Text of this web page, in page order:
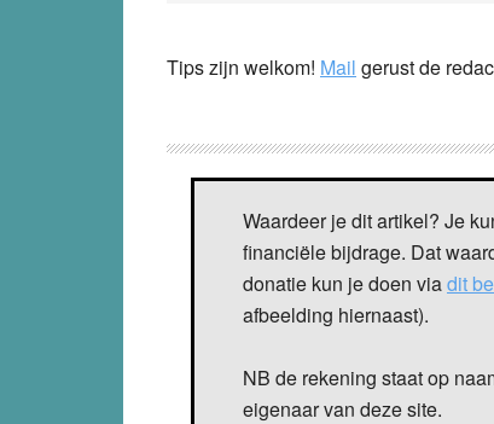
Tips zijn welkom! Mail gerust de
Waardeer je dit artikel? Je
financiële bijdrage. Dat
donatie kun je doen viadit
afbeelding hiernaast).
NB de rekening staat op
eigenaar van deze site.